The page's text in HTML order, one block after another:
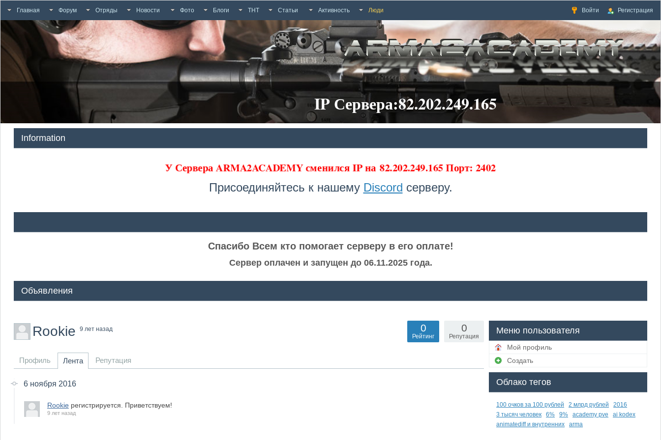
Главная Форум Отряды Новости Фото Блоги ТНТ Статьи Активность Люди Войти Регистрация
IP Сервера:82.202.249.165
Information
У Сервера ARMA2ACADEMY сменился IP на82.202.249.165 Порт: 2402
Присоединяйтесь к нашему Discord серверу.
Спасибо Всем кто помогает серверу в его оплате!
Сервер оплачен и запущен до 06.11.2025 года.
Объявления
Rookie 9 лет назад 0
Репутация
0
Рейтинг
Профиль Лента Репутация
6 ноября 2016
Rookieрегистрируется. Приветствуем!
9 лет назад
Меню пользователя
Мой профиль
Создать
Облако тегов
100 очков за 100 рублей 2 млрд рублей
2016
3 тысяч человек
6% 9% academy pve
ai kodex
animatediff и внутренних
arma